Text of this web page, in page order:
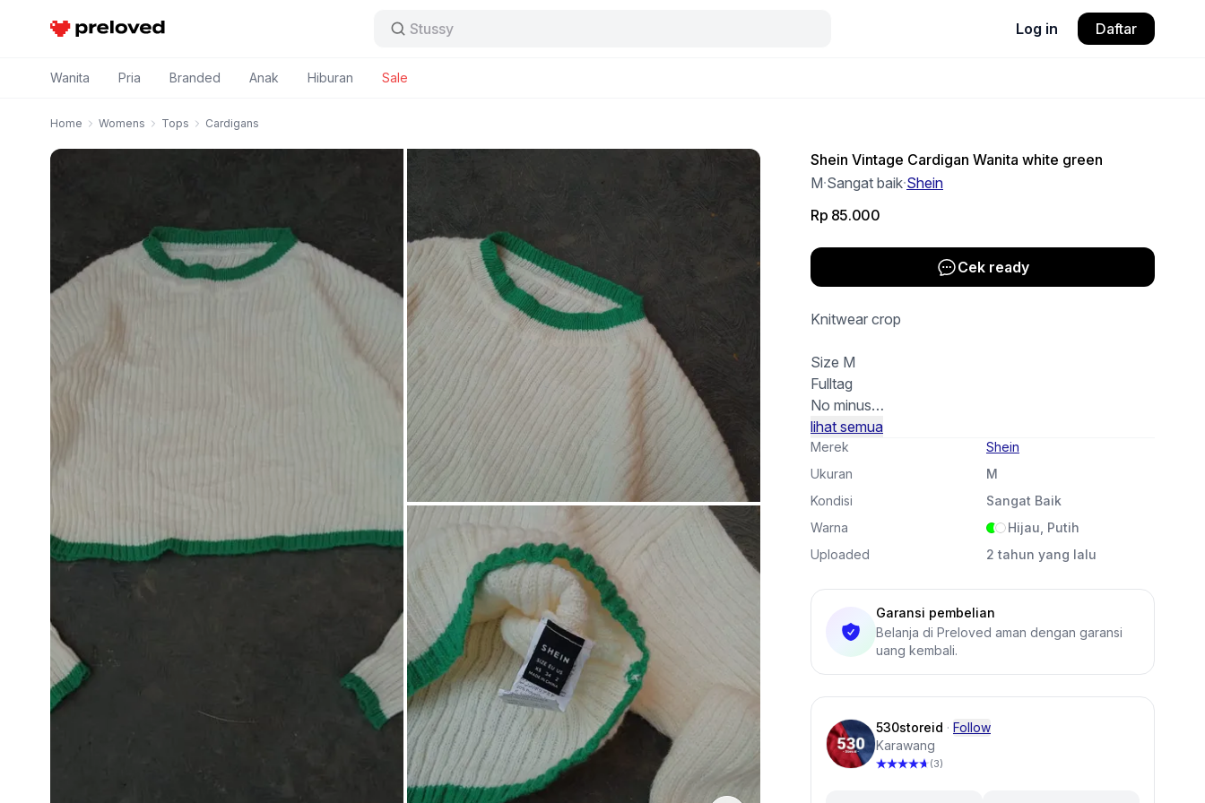
Preloved Indonesia Baggy jeans Log in Daftar
Wanita Pria Branded Anak Hiburan Sale
Home Womens Tops Cardigans
Shein Vintage Cardigan Wanita white green
M·Sangat baik·Shein
Rp 85.000
Cek ready
Knitwear crop
Size M
Fulltag
No minus
Good condition 9/10, like new
lihat semua
Merek
Shein
Ukuran
M
Kondisi
Sangat Baik
Warna
Hijau, Putih
Uploaded
2 tahun yang lalu
Garansi pembelian
Belanja di Preloved aman dengan garansi
uang kembali.
530storeid · Follow
Karawang
(3)